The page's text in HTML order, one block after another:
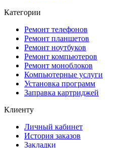
Категории
Ремонт телефонов
Ремонт планшетов
Ремонт ноутбуков
Ремонт компьютеров
Ремонт моноблоков
Компьютерные услуги
Установка программ
Заправка картриджей
Клиенту
Личный кабинет
История заказов
Закладки